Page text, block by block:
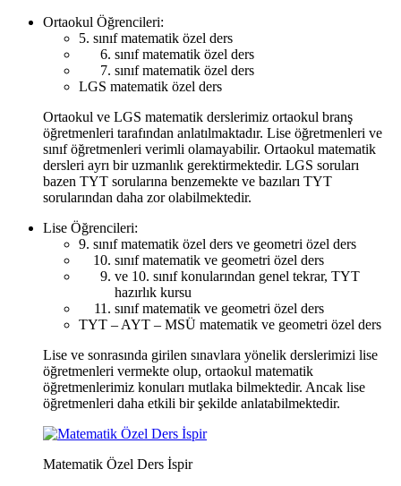
Ortaokul Öğrencileri:
5. sınıf matematik özel ders
sınıf matematik özel ders
sınıf matematik özel ders
LGS matematik özel ders
Ortaokul ve LGS matematik derslerimiz ortaokul branş
öğretmenleri tarafından anlatılmaktadır. Lise öğretmenleri ve
sınıf öğretmenleri verimli olamayabilir. Ortaokul matematik
dersleri ayrı bir uzmanlık gerektirmektedir. LGS soruları
bazen TYT sorularına benzemekte ve bazıları TYT
sorularından daha zor olabilmektedir.
Lise Öğrencileri:
9. sınıf matematik özel ders ve geometri özel ders
sınıf matematik ve geometri özel ders
ve 10. sınıf konularından genel tekrar, TYT
hazırlık kursu
sınıf matematik ve geometri özel ders
TYT – AYT – MSÜ matematik ve geometri özel ders
Lise ve sonrasında girilen sınavlara yönelik derslerimizi lise
öğretmenleri vermekte olup, ortaokul matematik
öğretmenlerimiz konuları mutlaka bilmektedir. Ancak lise
öğretmenleri daha etkili bir şekilde anlatabilmektedir.
Matematik Özel Ders İspir